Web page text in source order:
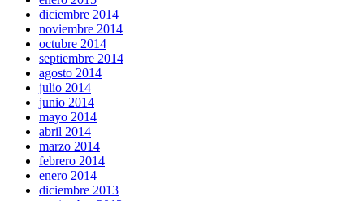
diciembre 2014
noviembre 2014
octubre 2014
septiembre 2014
agosto 2014
julio 2014
junio 2014
mayo 2014
abril 2014
marzo 2014
febrero 2014
enero 2014
diciembre 2013